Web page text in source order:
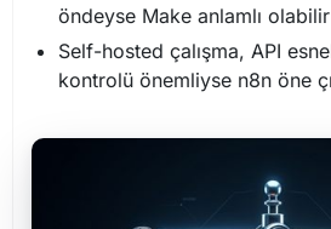
öndeyse Make anlamlı olabilir
Self-hosted çalışma, API
kontrolü önemliyse n8n öne